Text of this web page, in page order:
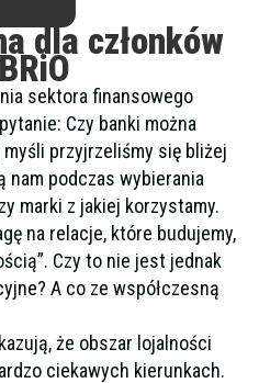
dla członków
sektora finansowego
Czy banki można
przyjrzeliśmy się bliżej
nam podczas wybierania
marki z jakiej korzystamy.
na relacje, które budujemy,
Czy to nie jest jednak
A co ze współczesną
że obszar lojalności
ciekawych kierunkach.